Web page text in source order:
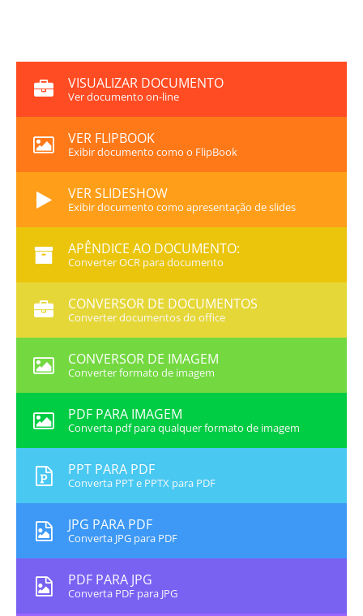
VISUALIZAR DOCUMENTO
Ver documento on-line
VER FLIPBOOK
Exibir documento como o FlipBook
VER SLIDESHOW
Exibir documento como apresentação de slides
APÊNDICE AO DOCUMENTO:
Converter OCR para documento
CONVERSOR DE DOCUMENTOS
Converter documentos do office
CONVERSOR DE IMAGEM
Converter formato de imagem
PDF PARA IMAGEM
Converta pdf para qualquer formato de imagem
PPT PARA PDF
Converta PPT e PPTX para PDF
JPG PARA PDF
Converta JPG para PDF
PDF PARA JPG
Converta PDF para JPG